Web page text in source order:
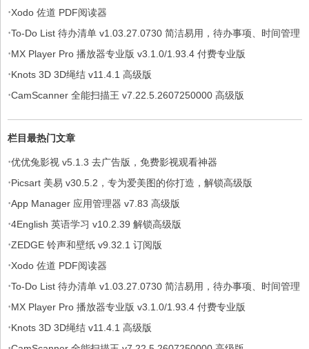
·Xodo 佐道 PDF阅读器
·To-Do List 待办清单 v1.03.27.0730 简洁易用，待办事项、时间管理
软件，解锁专业版
·MX Player Pro 播放器专业版 v3.1.0/1.93.4 付费专业版
·Knots 3D 3D绳结 v11.4.1 高级版
·CamScanner 全能扫描王 v7.22.5.2607250000 高级版
栏目最热门文章
·优优兔影视 v5.1.3 去广告版，免费影视观看神器
·Picsart 美易 v30.5.2，专为爱美图的你打造，解锁高级版
·App Manager 应用管理器 v7.83 高级版
·4English 英语学习 v10.2.39 解锁高级版
·ZEDGE 铃声和壁纸 v9.32.1 订阅版
·Xodo 佐道 PDF阅读器
·To-Do List 待办清单 v1.03.27.0730 简洁易用，待办事项、时间管理
软件，解锁专业版
·MX Player Pro 播放器专业版 v3.1.0/1.93.4 付费专业版
·Knots 3D 3D绳结 v11.4.1 高级版